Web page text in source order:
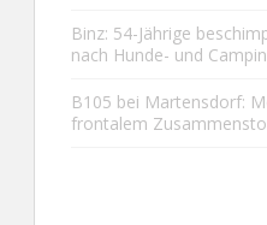
Binz: 54-Jährige
nach Hunde- und
B105 bei Martensdorf:
frontalem